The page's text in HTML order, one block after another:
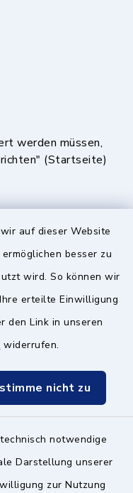
auf dieser Website
besser zu
wird. So können wir
erteilte Einwilligung
den Link in unseren
widerrufen.
nicht zu
notwendige
Darstellung unserer
zur Nutzung
werden müssen,
(Startseite)